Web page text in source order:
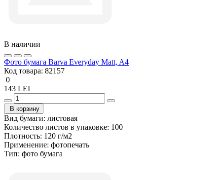
В наличии
Фото бумага Barva Everyday Matt, A4
Код товара: 82157
0
143 LEI
В корзину
Вид бумаги: листовая
Количество листов в упаковке: 100
Плотность: 120 г/м2
Применение: фотопечать
Тип: фото бумага